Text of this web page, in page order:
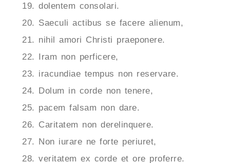
dolentem consolari.
Saeculi actibus se facere alienum,
nihil amori Christi praeponere.
Iram non perficere,
iracundiae tempus non reservare.
Dolum in corde non tenere,
pacem falsam non dare.
Caritatem non derelinquere.
Non iurare ne forte periuret,
veritatem ex corde et ore proferre.